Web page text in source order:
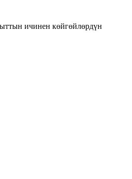
ичинен көйгөйлөрдүн